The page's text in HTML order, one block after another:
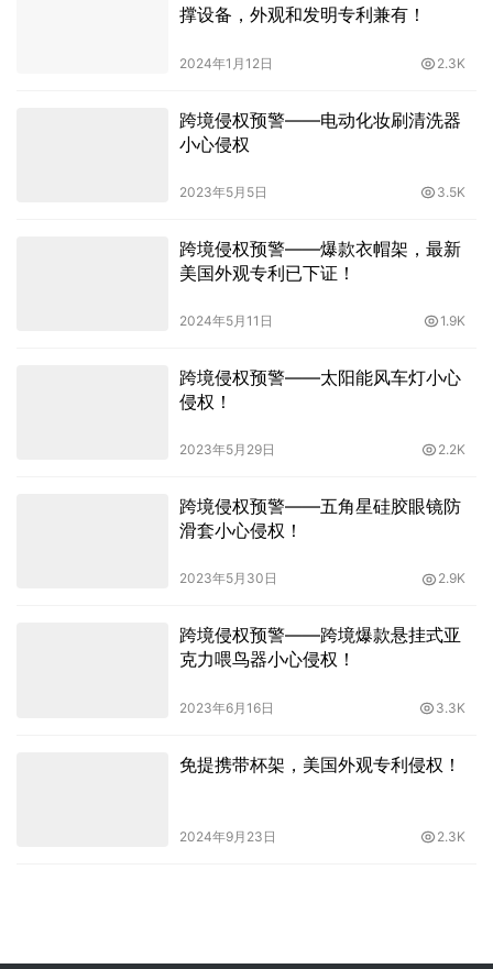
撑设备，外观和发明专利兼有！
2024年1月12日 2.3K
跨境侵权预警——电动化妆刷清洗器
小心侵权
2023年5月5日 3.5K
跨境侵权预警——爆款衣帽架，最新
美国外观专利已下证！
2024年5月11日 1.9K
跨境侵权预警——太阳能风车灯小心
侵权！
2023年5月29日 2.2K
跨境侵权预警——五角星硅胶眼镜防
滑套小心侵权！
2023年5月30日 2.9K
跨境侵权预警——跨境爆款悬挂式亚
克力喂鸟器小心侵权！
2023年6月16日 3.3K
免提携带杯架，美国外观专利侵权！
2024年9月23日 2.3K